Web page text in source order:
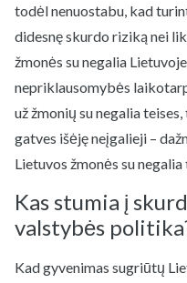
todėl nenuostabu, kad
didesnę skurdo riziką nei
žmonės su negalia
nepriklausomybės
už žmonių su negalia
gatves išėję neįgalieji –
Lietuvos žmonės su
Kas stumia į
valstybės
Kad gyvenimas sugriūtų